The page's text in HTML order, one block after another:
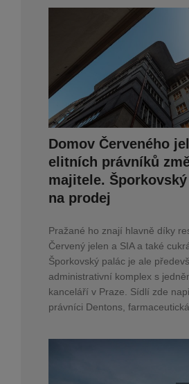
Domov Červeného
elitních právníků
majitele.
na prodej
Pražané ho znají hlavně díky
Červený jelen a SIA a také
Šporkovský palác je ale
administrativní komplex s
kanceláří v Praze. Sídlí zde
právníci Dentons,